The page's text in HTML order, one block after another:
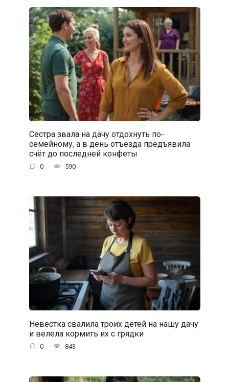
Сестра звала на дачу отдохнуть по-
семейному, а в день отъезда предъявила
счёт до последней конфеты
0 590
Невестка свалила троих детей на нашу дачу
и велела кормить их с грядки
0 843